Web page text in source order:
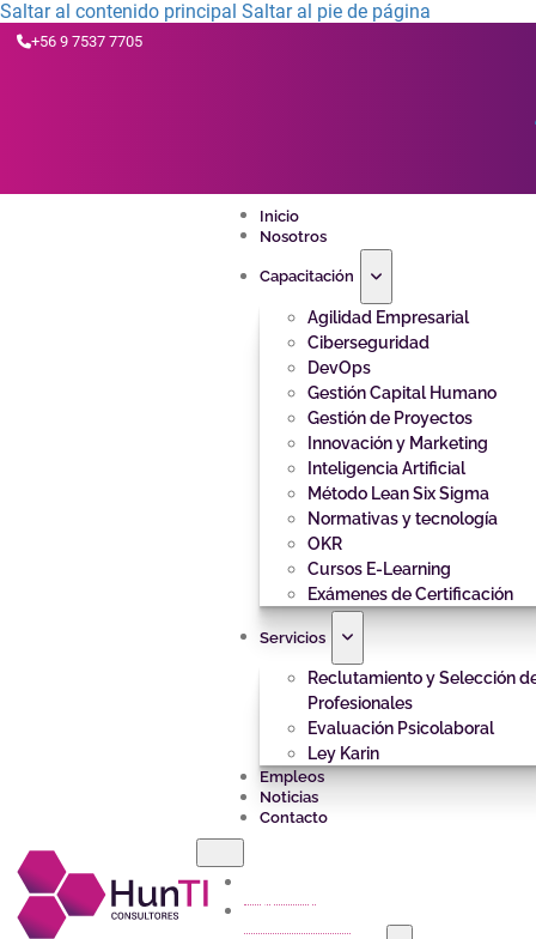
Saltar al contenido principal Saltar al pie de página
+56 9 7537 7705
Inicio
Nosotros
Capacitación
Agilidad Empresarial
Ciberseguridad
DevOps
Gestión Capital Humano
Gestión de Proyectos
Innovación y Marketing
Inteligencia Artificial
Método Lean Six Sigma
Normativas y tecnología
OKR
Cursos E-Learning
Exámenes de Certificación
Servicios
Reclutamiento y Selección
Profesionales
Evaluación Psicolaboral
Ley Karin
Empleos
Noticias
Contacto
Nosotros